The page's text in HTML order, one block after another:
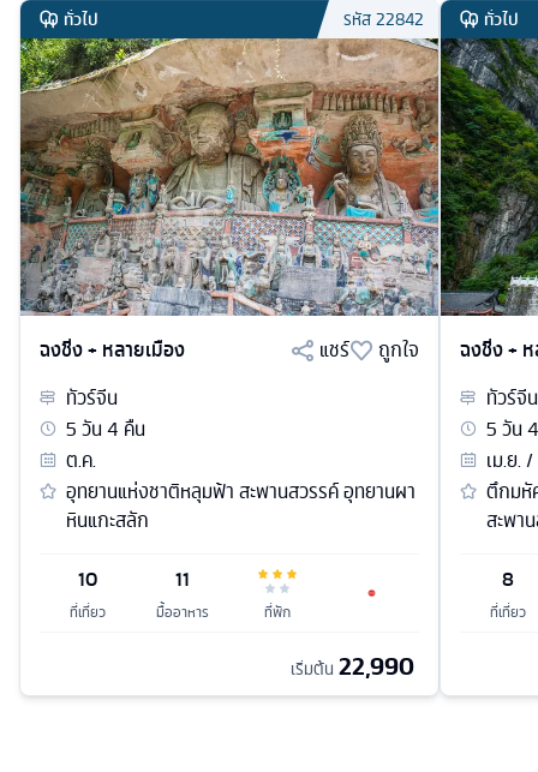
ทั่วไป รหัส22842
ฉงชิ่ง + หลายเมือง แชร์
ถูกใจ
ทัวร์จีน
5วัน4 คืน
ต.ค.
อุทยานแห่งชาติหลุมฟ้า สะพานสวรรค์ อุทยานผา
หินแกะสลัก
10
ที่เที่ยว
11
มื้ออาหาร ที่พัก
เริ่มต้น 22,990
ทั่วไป
ฉงชิ่ง +
ทัวร์จีน
5วัน4
เม.ย.
ตึกมหั
สะพา
8
ที่เที่ยว